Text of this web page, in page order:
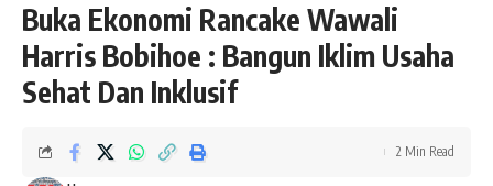
Buka Ekonomi Rancake Wawali
Harris Bobihoe : Bangun Iklim Usaha
Sehat Dan Inklusif
2 Min Read